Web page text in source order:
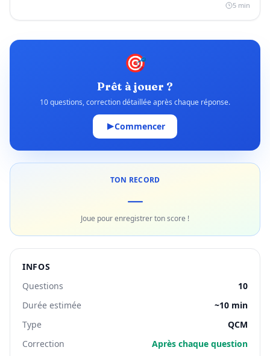
5 min
🎯
Prêt à jouer ?
10 questions, correction détaillée après chaque réponse.
Commencer
TON RECORD
—
Joue pour enregistrer ton score !
INFOS
Questions
10
Durée estimée
~10 min
Type
QCM
Correction
Après chaque question